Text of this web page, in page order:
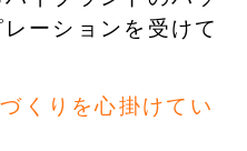
ーションを受けて
くりを心掛けてい